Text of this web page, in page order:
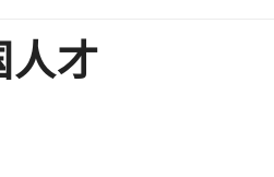
人才